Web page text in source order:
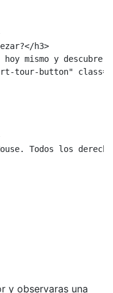
h3>
mismo y descubre
tour-button"
Todos los
y observaras una